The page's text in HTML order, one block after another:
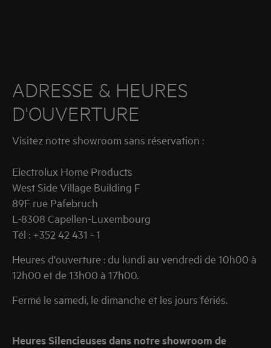
ADRESSE & HEURES
D'OUVERTURE
Visitez notre showroom sans réservation :
Electrolux Home Products
West Side Village Building F
89F rue Pafebruch
L-8308 Capellen-Luxembourg
Tél : +352 42 431 - 1
Heures d'ouverture : du lundi au vendredi de 10h00 à
12h00 et de 13h00 à 17h00.
Fermé le samedi, le dimanche et les jours fériés.
Heures Silencieuses dans notre showroom de